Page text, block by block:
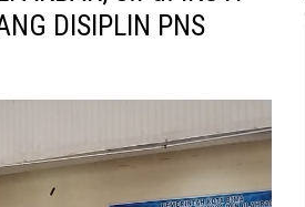
DISIPLIN PNS